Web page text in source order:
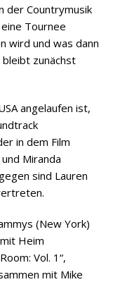
der Countrymusik
Tournee
wird und was dann
zunächst
angelaufen ist,
in dem Film
Miranda
sind Lauren
(New York)
Heim
Vol. 1“,
mit Mike